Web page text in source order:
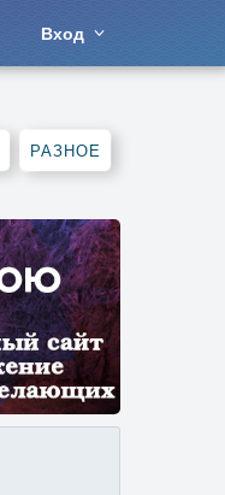
Вход
РАЗНОЕ